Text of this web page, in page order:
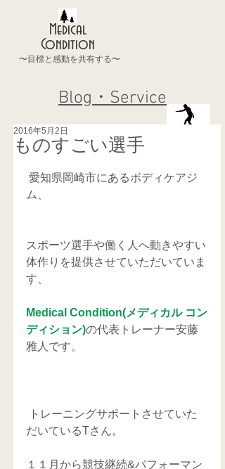
Medical
Condition
〜目標と感動を共有する〜
Blog・Service
ものすごい選手
2016年5月2日
ム、
スポーツ選手や働く人へ動きやすい
体作りを提供させていただいていま
す、
Medical Condition(メディカル コン
ディション)の代表トレーナー安藤
雅人です。
だいているTさん。
１１月から競技継続&パフォーマン